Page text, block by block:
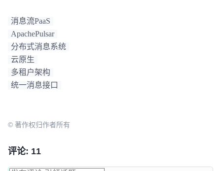
消息流PaaS
ApachePulsar
分布式消息系统
云原生
多租户架构
统一消息接口
© 著作权归作者所有
评论: 11